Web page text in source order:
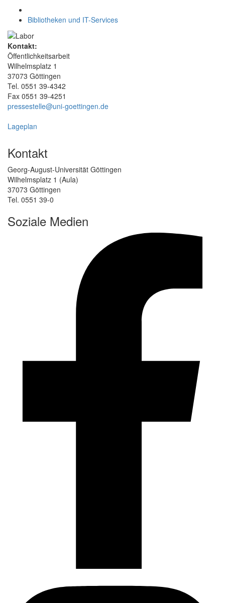
Bibliotheken und IT-Services
Kontakt:
Öffentlichkeitsarbeit
Wilhelmsplatz 1
37073 Göttingen
Tel. 0551 39-4342
Fax 0551 39-4251
pressestelle@uni-goettingen.de
Lageplan
Kontakt
Georg-August-Universität Göttingen
Wilhelmsplatz 1 (Aula)
37073 Göttingen
Tel. 0551 39-0
Soziale Medien